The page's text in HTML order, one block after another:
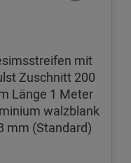
mit
Zuschnitt 200
Länge 1 Meter
walzblank
mm (Standard)